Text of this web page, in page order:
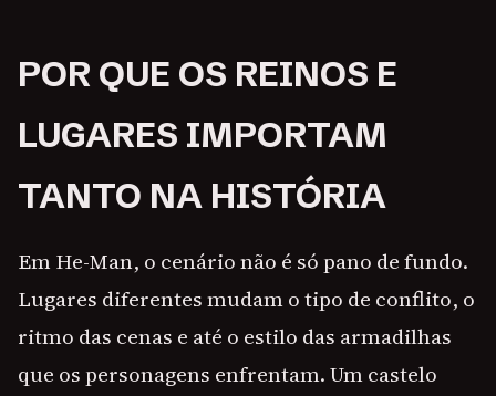
POR QUE OS REINOS E
LUGARES IMPORTAM
TANTO NA HISTÓRIA
Em He-Man, o cenário não é só pano de fundo.
Lugares diferentes mudam o tipo de conflito, o
ritmo das cenas e até o estilo das armadilhas
que os personagens enfrentam. Um castelo